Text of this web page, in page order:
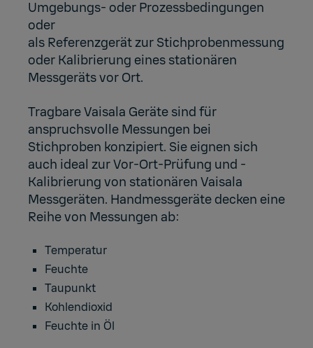
Umgebungs- oder Prozessbedingungen
oder
als Referenzgerät zur Stichprobenmessung
oder Kalibrierung eines stationären
Messgeräts vor Ort.
Tragbare Vaisala Geräte sind für
anspruchsvolle Messungen bei
Stichproben konzipiert. Sie eignen sich
auch ideal zur Vor-Ort-Prüfung und -
Kalibrierung von stationären Vaisala
Messgeräten. Handmessgeräte decken eine
Reihe von Messungen ab:
Temperatur
Feuchte
Taupunkt
Kohlendioxid
Feuchte in Öl